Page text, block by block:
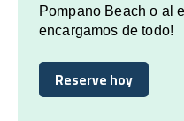
Pompano Beach o al
encargamos de todo!
Reserve hoy
Reserve hoy